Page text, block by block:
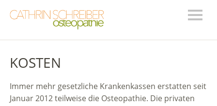
KOSTEN
Immer mehr gesetzliche Krankenkassen erstatten seit
Januar 2012 teilweise die Osteopathie. Die privaten